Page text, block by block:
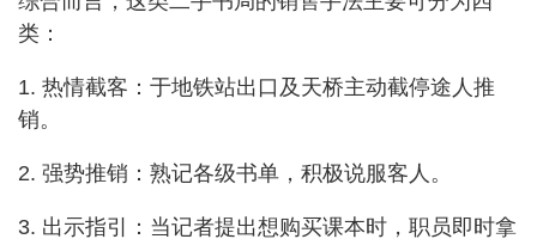
类：
1. 热情截客：于地铁站出口及天桥主动截停途人推
销。
2. 强势推销：熟记各级书单，积极说服客人。
3. 出示指引：当记者提出想购买课本时，职员即时拿